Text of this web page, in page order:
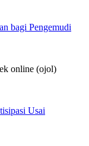
bagi Pengemudi
online (ojol)
Usai